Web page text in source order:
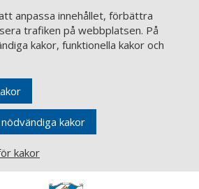
anpassa innehållet, förbättra
trafiken på webbplatsen. På
kakor, funktionella kakor och
kakor
kakor